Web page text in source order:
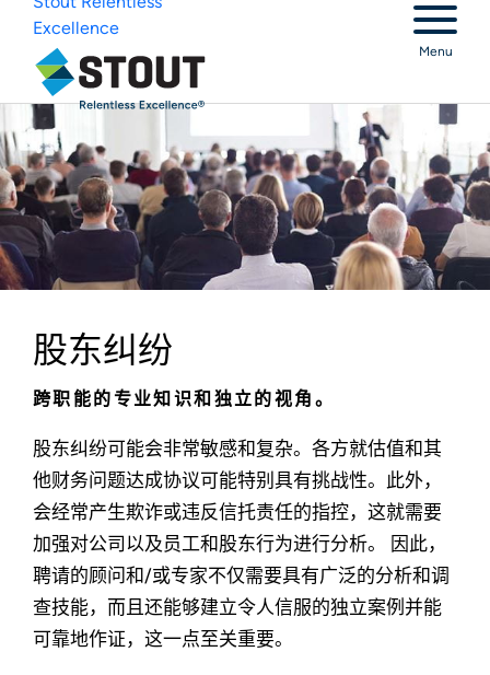
Excellence
Menu
股东纠纷
跨职能的专业知识和独立的视角。
股东纠纷可能会非常敏感和复杂。各方就估值和其
他财务问题达成协议可能特别具有挑战性。此外，
会经常产生欺诈或违反信托责任的指控，这就需要
加强对公司以及员工和股东行为进行分析。 因此，
聘请的顾问和/或专家不仅需要具有广泛的分析和调
查技能，而且还能够建立令人信服的独立案例并能
可靠地作证，这一点至关重要。